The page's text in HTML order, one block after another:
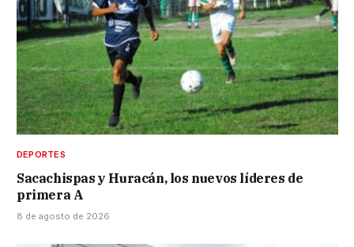
DEPORTES
Sacachispas y Huracán, los nuevos líderes de
primera A
8 de agosto de 2026